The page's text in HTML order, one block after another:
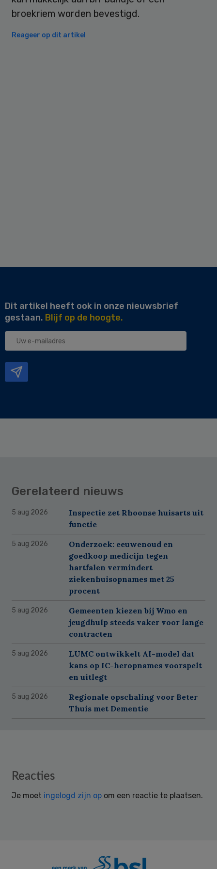
broekriem worden bevestigd.
Reageer op dit artikel
Dit artikel heeft ook in onze nieuwsbrief
gestaan. Blijf op de hoogte.
Uw
Gerelateerd nieuws
5 aug 2026
Inspectie zet Rhoonse huisarts uit
functie
5 aug 2026
Onderzoek: eeuwenoud en
goedkoop medicijn tegen
hartfalen vermindert
ziekenhuisopnames met 25
procent
5 aug 2026
Gemeenten kiezen bij Wmo en
jeugdhulp steeds vaker voor lange
contracten
5 aug 2026
LUMC ontwikkelt AI-model dat
kans op IC-heropnames voorspelt
en uitlegt
5 aug 2026
Regionale opschaling voor Beter
Thuis met Dementie
Reader
Reacties
Je moet ingelogd zijn op om een reactie te plaatsen.